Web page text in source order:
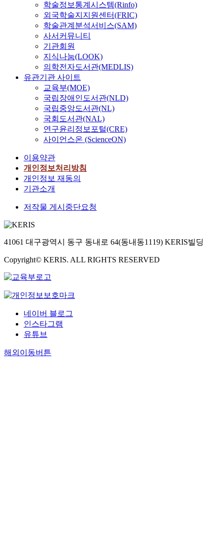
학술정보통계시스템(Rinfo)
외국학술지지원센터(FRIC)
학술관계분석서비스(SAM)
사서커뮤니티
기관회원
지식나눔(LOOK)
의학전자도서관(MEDLIS)
유관기관 사이트
교육부(MOE)
국립장애인도서관(NLD)
국립중앙도서관(NL)
국회도서관(NAL)
연구윤리정보포털(CRE)
사이언스온 (ScienceON)
이용약관
개인정보처리방침
개인정보 재동의
기관소개
저작물 게시중단요청
41061 대구광역시 동구 동내로 64(동내동1119) KERIS빌딩
Copyright© KERIS. ALL RIGHTS RESERVED
네이버 블로그
인스타그램
유튜브
해외이동버튼